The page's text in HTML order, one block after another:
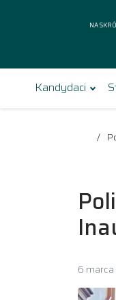
Kandydaci
6